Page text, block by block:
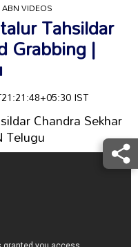
ABN VIDEOS
Tahsildar
Grabbing |
IST
Chandra Sekhar
Telugu